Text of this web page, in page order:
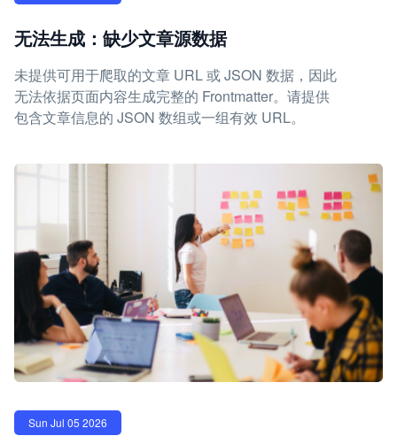
无法生成：缺少文章源数据
未提供可用于爬取的文章 URL 或 JSON 数据，因此
无法依据页面内容生成完整的 Frontmatter。请提供
包含文章信息的 JSON 数组或一组有效 URL。
Sun Jul 05 2026